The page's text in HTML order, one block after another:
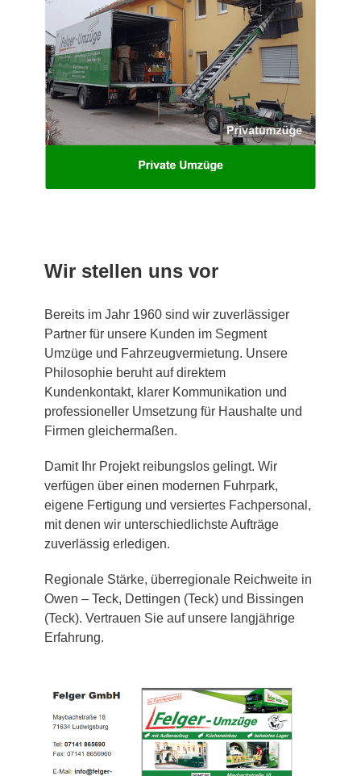
Wir stellen uns vor
Bereits im Jahr 1960 sind wir zuverlässiger
Partner für unsere Kunden im Segment
Umzüge und Fahrzeugvermietung. Unsere
Philosophie beruht auf direktem
Kundenkontakt, klarer Kommunikation und
professioneller Umsetzung für Haushalte und
Firmen gleichermaßen.
Damit Ihr Projekt reibungslos gelingt. Wir
verfügen über einen modernen Fuhrpark,
eigene Fertigung und versiertes Fachpersonal,
mit denen wir unterschiedlichste Aufträge
zuverlässig erledigen.
Regionale Stärke, überregionale Reichweite in
Owen – Teck, Dettingen (Teck) und Bissingen
(Teck). Vertrauen Sie auf unsere langjährige
Erfahrung.